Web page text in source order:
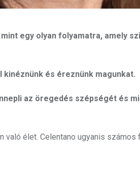
egy olyan folyamatra, amely
kinéznünk és éreznünk magunkat.
az öregedés szépségét és
való élet. Celentano ugyanis számos